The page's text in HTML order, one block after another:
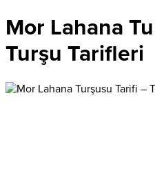
Mor Lahana
Turşu Tarifleri